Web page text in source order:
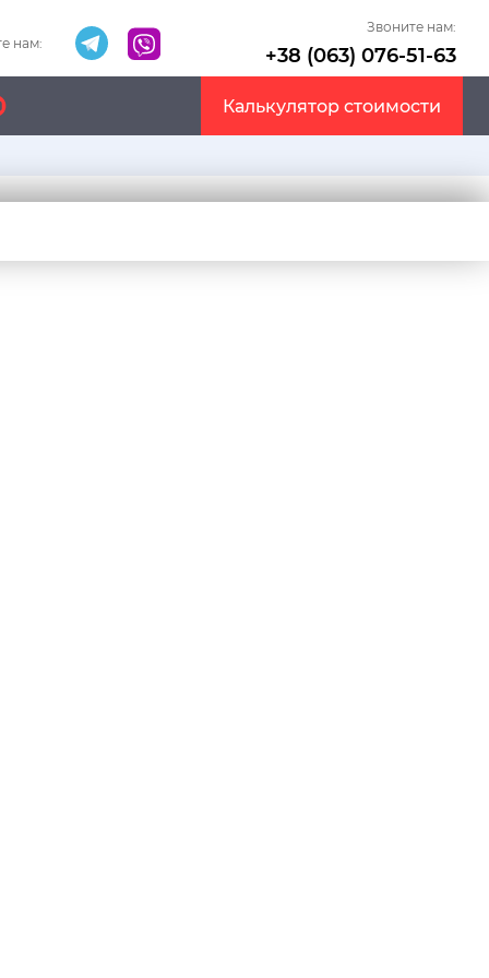
нам:
Звоните нам:
+38 (063) 076-51-63
Калькулятор стоимости